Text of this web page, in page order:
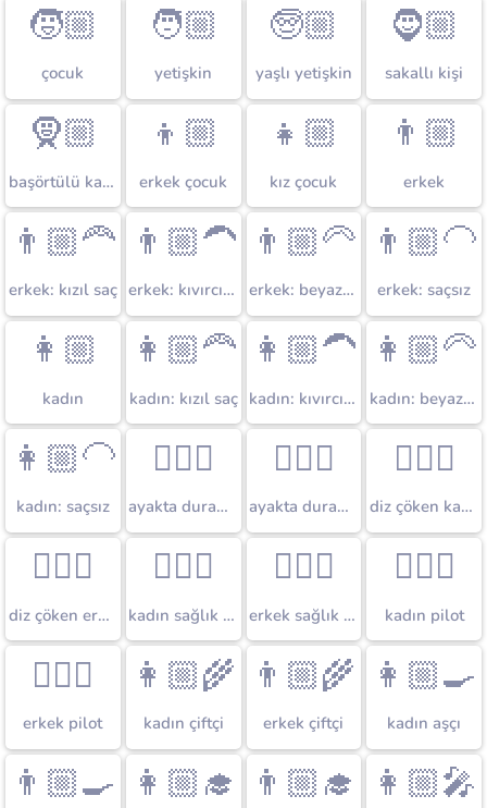
🧒🏼
çocuk
🧑🏼
yetişkin
🧓🏼
yaşlı yetişkin
🧔🏼
sakallı kişi
🧕🏼
başörtülü kadın
👦🏼
erkek çocuk
👧🏼
kız çocuk
👨🏼
erkek
👨🏼‍🦰
erkek: kızıl saç
👨🏼‍🦱
erkek: kıvırcık saç
👨🏼‍🦳
erkek: beyaz saç
👨🏼‍🦲
erkek: saçsız
👩🏼
kadın
👩🏼‍🦰
kadın: kızıl saç
👩🏼‍🦱
kadın: kıvırcık saç
👩🏼‍🦳
kadın: beyaz saç
👩🏼‍🦲
kadın: saçsız
🧍🏼‍♀️
ayakta duran kadın
🧍🏼‍♂️
ayakta duran erkek
🧎🏼‍♀️
diz çöken kadın
🧎🏼‍♂️
diz çöken erkek
👩🏼‍⚕️
kadın sağlık çalışanı
👨🏼‍⚕️
erkek sağlık çalışanı
👩🏼‍✈️
kadın pilot
👨🏼‍✈️
erkek pilot
👩🏼‍🌾
kadın çiftçi
👨🏼‍🌾
erkek çiftçi
👩🏼‍🍳
kadın aşçı
👨🏼‍🍳 👩🏼‍🎓 👨🏼‍🎓 👩🏼‍🎤